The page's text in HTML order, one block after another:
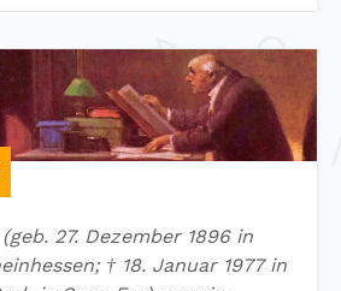
(geb. 27. Dezember 1896 in
† 18. Januar 1977 in